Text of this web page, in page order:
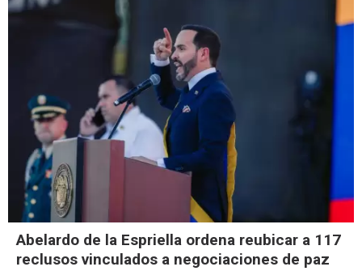
Abelardo de la Espriella ordena reubicar a 117
reclusos vinculados a negociaciones de paz